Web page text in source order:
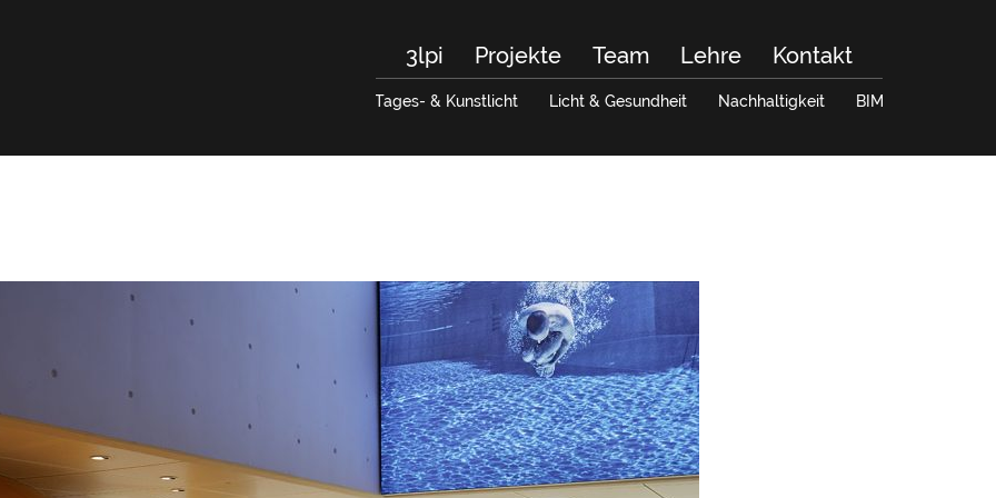
3lpi Projekte Team Lehre Kontakt
Tages- & Kunstlicht Licht & Gesundheit Nachhaltigkeit BIM